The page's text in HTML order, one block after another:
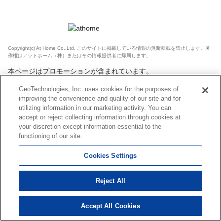
Copyright(c) At Home Co.,Ltd. このサイトに掲載している情報の無断転載を禁止します。著
作権はアットホーム（株）またはその情報提供者に帰属します。
本ページはプロモーションが含まれています。
GeoTechnologies, Inc. uses cookies for the purposes of
improving the convenience and quality of our site and for
utilizing information in our marketing activity. You can
accept or reject collecting information through cookies at
your discretion except information essential to the
functioning of our site.
Cookies Settings
Reject All
Accept All Cookies